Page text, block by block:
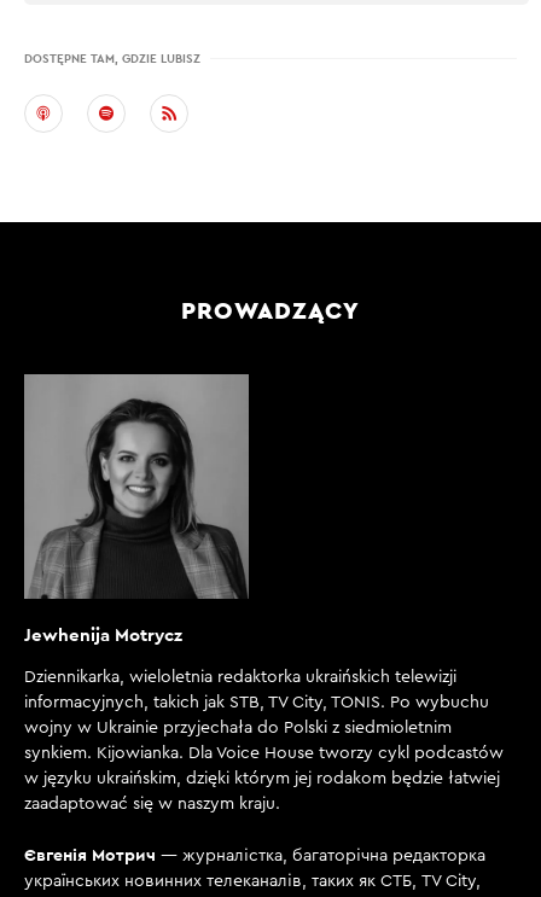
DOSTĘPNE TAM, GDZIE LUBISZ
PROWADZĄCY
Jewhenija Motrycz
Dziennikarka, wieloletnia redaktorka ukraińskich telewizji
informacyjnych, takich jak STB, TV City, TONIS. Po wybuchu
wojny w Ukrainie przyjechała do Polski z siedmioletnim
synkiem. Kijowianka. Dla Voice House tworzy cykl podcastów
w języku ukraińskim, dzięki którym jej rodakom będzie łatwiej
zaadaptować się w naszym kraju.
Євгенія Мотрич — журналістка, багаторічна редакторка
українських новинних телеканалів, таких як СТБ, TV City,